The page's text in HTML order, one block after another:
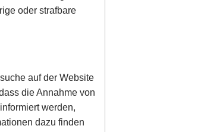
oder strafbare
auf der Website
die Annahme von
werden,
dazu finden